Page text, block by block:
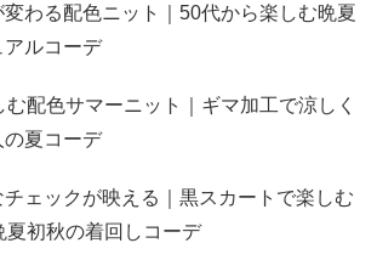
わる配色ニット｜50代から楽しむ晩夏
ルコーデ
配色サマーニット｜ギマ加工で涼しく
夏コーデ
ェックが映える｜黒スカートで楽しむ
夏初秋の着回しコーデ